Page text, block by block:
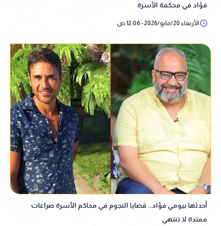
فؤاد في محكمة الأسرة
الأربعاء 20/مايو/2026 - 12:06 ص
أحدثها بيومي فؤاد.. قضايا النجوم في محاكم الأسرة صراعات
ممتدة لا تنتهي